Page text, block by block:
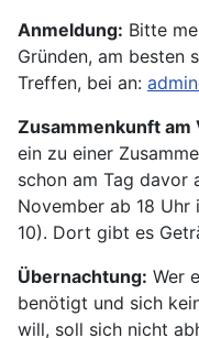
Anmeldung: Bitte
Gründen, am besten
Treffen, bei an:
Zusammenkunft am
ein zu einer
schon am Tag davor
November ab 18
10). Dort gibt es
Übernachtung: Wer
benötigt und sich
will, soll sich nicht